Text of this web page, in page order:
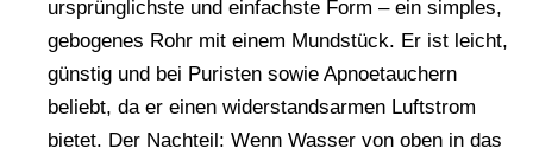
ursprünglichste und einfachste Form – ein simples,
gebogenes Rohr mit einem Mundstück. Er ist leicht,
günstig und bei Puristen sowie Apnoetauchern
beliebt, da er einen widerstandsarmen Luftstrom
bietet. Der Nachteil: Wenn Wasser von oben in das